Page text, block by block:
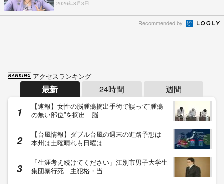
2026年8月3日
Recommended by
アクセスランキング
最新 24時間 週間
【速報】女性の脳腫瘍摘出手術で誤って“腫瘍
の無い部位”を摘出 脳…
【台風情報】ダブル台風の週末の進路予想は
本州は土曜晴れも日曜は…
「生涯考え続けてください」江別市男子大学生
集団暴行死 主犯格・当…